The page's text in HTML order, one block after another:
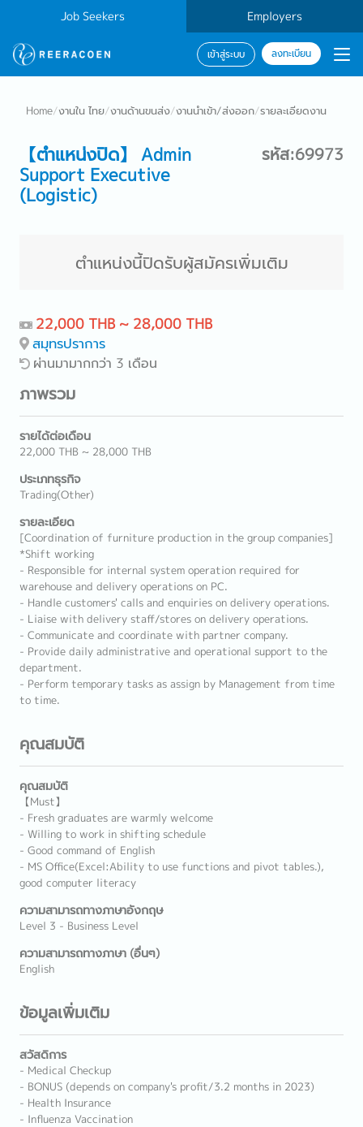
Job Seekers Employers
เข้าสู่ระบบ ลงทะเบียน
Home/งานใน ไทย/งานด้านขนส่ง/งานนำเข้า/ส่งออก/รายละเอียดงาน
【ตำแหน่งปิด】 Admin
Support Executive
(Logistic)
รหัส:69973
ตำแหน่งนี้ปิดรับผู้สมัครเพิ่มเติม
22,000 THB ~ 28,000 THB
สมุทรปราการ
ผ่านมามากกว่า 3 เดือน
ภาพรวม
รายได้ต่อเดือน
22,000 THB ~ 28,000 THB
ประเภทธุรกิจ
Trading(Other)
รายละเอียด
[Coordination of furniture production in the group companies]
*Shift working
- Responsible for internal system operation required for
warehouse and delivery operations on PC.
- Handle customers' calls and enquiries on delivery operations.
- Liaise with delivery staff/stores on delivery operations.
- Communicate and coordinate with partner company.
- Provide daily administrative and operational support to the
department.
- Perform temporary tasks as assign by Management from time
to time.
คุณสมบัติ
คุณสมบัติ
【Must】
- Fresh graduates are warmly welcome
- Willing to work in shifting schedule
- Good command of English
- MS Office(Excel:Ability to use functions and pivot tables.),
good computer literacy
ความสามารถทางภาษาอังกฤษ
Level 3 - Business Level
ความสามารถทางภาษา (อื่นๆ)
English
ข้อมูลเพิ่มเติม
สวัสดิการ
- Medical Checkup
- BONUS (depends on company's profit/3.2 months in 2023)
- Health Insurance
- Influenza Vaccination